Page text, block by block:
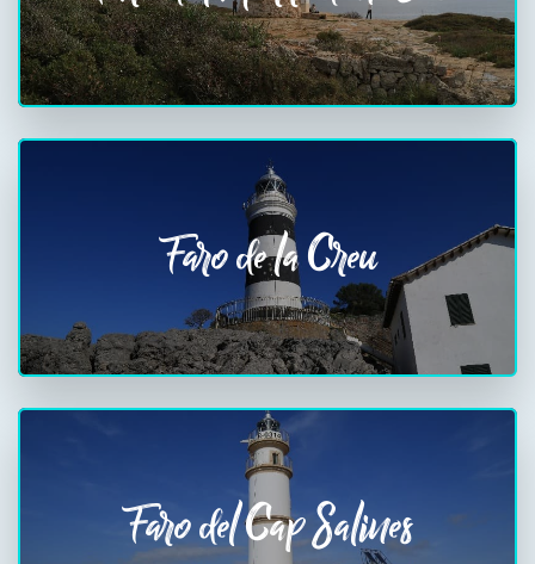
Faro de la Creu
Faro del Cap Salines